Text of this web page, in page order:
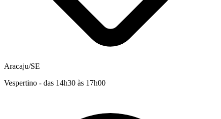
Aracaju/SE
Vespertino - das 14h30 às 17h00